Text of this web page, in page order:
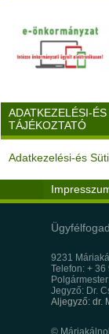
ADATKEZELÉSI-
TÁJÉKOZTATÓ
Adatkezelési-és
9231
Telefon: +
Jegyző: Dr.
Aljegyző: dr.
©